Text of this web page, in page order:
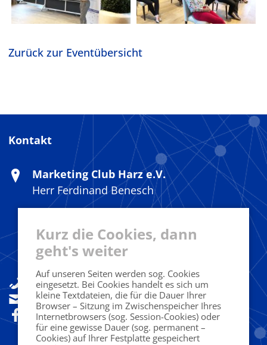
Zurück zur Eventübersicht
Kontakt
Marketing Club Harz e.V.
Herr Ferdinand Benesch
Fritz-König-Str. 38
+49(0)160 92533841
sekretariat@marketingclub-harz.de
Folgen Sie uns!
Kurz die Cookies, dann
geht's weiter
Auf unseren Seiten werden sog. Cookies
eingesetzt. Bei Cookies handelt es sich um
kleine Textdateien, die für die Dauer Ihrer
Browser – Sitzung im Zwischenspeicher Ihres
Internetbrowsers (sog. Session-Cookies) oder
für eine gewisse Dauer (sog. permanent –
Cookies) auf Ihrer Festplatte gespeichert